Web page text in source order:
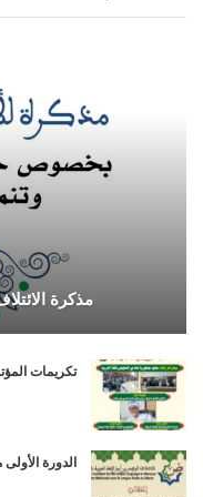
مذكرة
تكريمات
الدورة